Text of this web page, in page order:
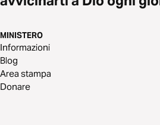
MINISTERO
Informazioni
Blog
Area stampa
Donare